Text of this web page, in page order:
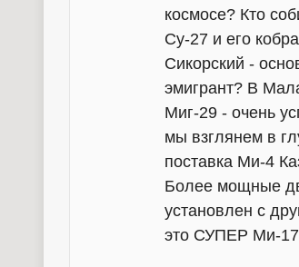
космосе? Кто
Су-27 и его
Сикорский -
эмигрант? В
Миг-29 - очень
мы взглянем в
поставка Ми-4
Более мощные
установлен с
это СУПЕР Ми-17